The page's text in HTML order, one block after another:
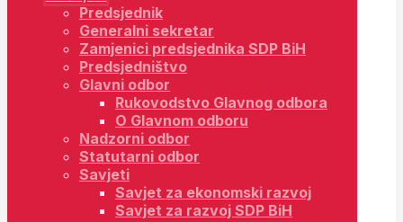
Predsjednik
Generalni sekretar
Zamjenici predsjednika SDP BiH
Predsjedništvo
Glavni odbor
Rukovodstvo Glavnog odbora
O Glavnom odboru
Nadzorni odbor
Statutarni odbor
Savjeti
Savjet za ekonomski razvoj
Savjet za razvoj SDP BiH